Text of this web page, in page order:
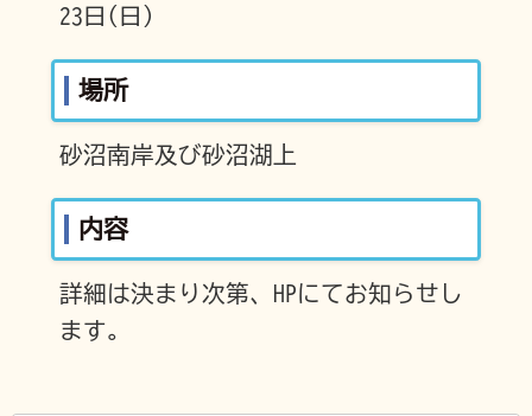
23日(日)
場所
砂沼南岸及び砂沼湖上
内容
詳細は決まり次第、HPにてお知らせし
ます。